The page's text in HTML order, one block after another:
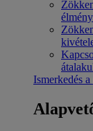
élmény
Ismerkedés